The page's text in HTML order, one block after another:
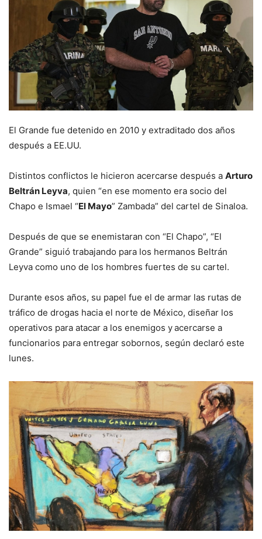
El Grande fue detenido en 2010 y extraditado dos años
después a EE.UU.
Distintos conflictos le hicieron acercarse después a Arturo
Beltrán Leyva, quien “en ese momento era socio del
Chapo e Ismael “El Mayo” Zambada” del cartel de Sinaloa.
Después de que se enemistaran con “El Chapo”, “El
Grande” siguió trabajando para los hermanos Beltrán
Leyva como uno de los hombres fuertes de su cartel.
Durante esos años, su papel fue el de armar las rutas de
tráfico de drogas hacia el norte de México, diseñar los
operativos para atacar a los enemigos yacercarse a
funcionarios para entregar sobornos, según declaró este
lunes.